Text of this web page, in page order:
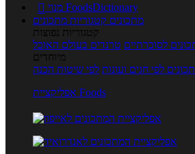

מנוי FoodsDictionary
מתכונים קטגוריות מתכונים
קטגוריות נפוצות
לסוכרתיים טרנדים בעולם האוכל
מיוחדים
לפי חגים ועונות לפי שיטות הכנה
אפליקציית Foods